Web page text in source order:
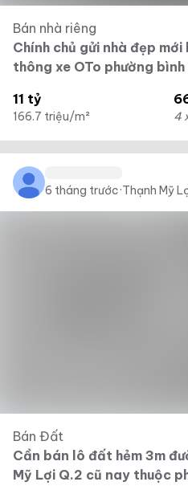
Bán nhà riêng
Chính chủ gửi nhà đẹp
thông xe OTo phường
11 tỷ
166.7 triệu/m² 4
6 tháng trước·Thạnh Mỹ
Bán Đất
Cần bán lô đất hẻm 3m
Mỹ Lợi Q.2 cũ nay thuộc